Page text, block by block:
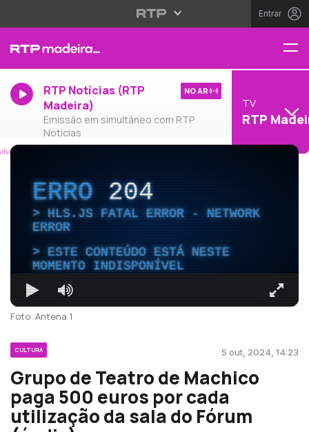
Entrar
RTP Notícias (RTP
Madeira)
Emissão em simultâneo com RTP
Notícias
NO AR
TV
RTP
ERRO204
HLS.JS FATAL ERROR - NETWORK
ERROR
ESTE CONTEÚDO ESTÁ NESTE
MOMENTO INDISPONÍVEL
Foto: Antena 1
CULTURA 5 out, 2024, 14:23
Grupo de Teatro de Machico
paga 500 euros por cada
utilização da sala do Fórum